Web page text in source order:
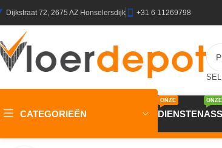
Dijkstraat 72, 2675 AZ Honselersdijk +31 6 11269798
CATEGORIEËN DIENSTEN
ONZE ONZE
Plinten/MDF